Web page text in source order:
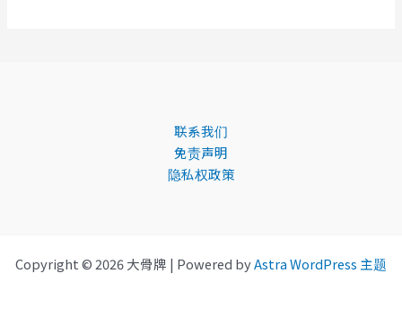
联系我们
免责声明
隐私权政策
Copyright © 2026 大骨牌 | Powered byAstra WordPress 主题